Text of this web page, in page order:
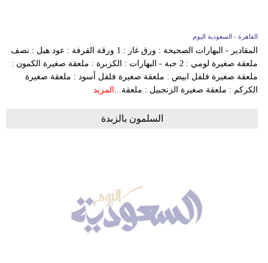
تعليم
القاهرة - السعودية اليوم
المقادير - البهارات الصحيحة : ورق غار : 1 ورقة القرفة : عود هيل : نصف
ملعقة صغيرة لومي : 2 حبة - البهارات : الكزبرة : ملعقة صغيرة الكمون :
ملعقة صغيرة فلفل ابيض : ملعقة صغيرة فلفل أسود : ملعقة صغيرة
الكركم : ملعقة صغيرة الزنجبيل : ملعقة... المزيد
السلمون بالزبدة